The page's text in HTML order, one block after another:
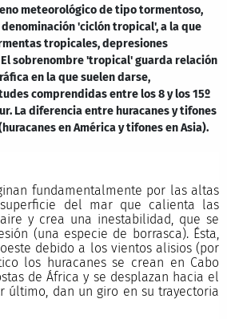
meteorológico de tipo tormentoso,
'ciclón tropical', a la que
tropicales, depresiones
sobrenombre 'tropical' guarda relación
en la que suelen darse,
comprendidas entre los 8 y los 15º
La diferencia entre huracanes y tifones
en América y tifones en Asia).
fundamentalmente por las altas
del mar que calienta las
y crea una inestabilidad, que se
(una especie de borrasca). Ésta,
debido a los vientos alisios (por
los huracanes se crean en Cabo
de África y se desplazan hacia el
último, dan un giro en su trayectoria